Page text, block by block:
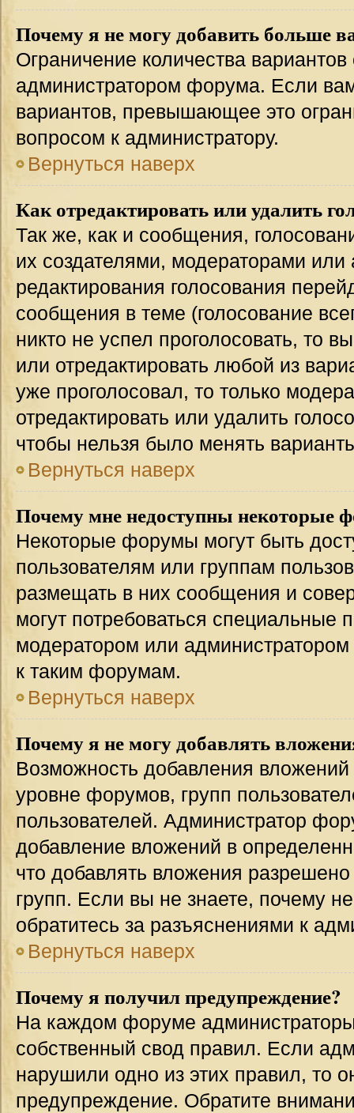
Почему я не могу добавить больше
Ограничение количества вариантов
администратором форума. Если
вариантов, превышающее это
вопросом к администратору.
Вернуться наверх
Как отредактировать или удалить
Так же, как и сообщения,
их создателями, модераторами
редактирования голосования
сообщения в теме (голосование
никто не успел проголосовать, то
или отредактировать любой из
уже проголосовал, то только
отредактировать или удалить
чтобы нельзя было менять
Вернуться наверх
Почему мне недоступны некоторые
Некоторые форумы могут быть
пользователям или группам
размещать в них сообщения и
могут потребоваться специальные
модератором или
к таким форумам.
Вернуться наверх
Почему я не могу добавлять
Возможность добавления
уровне форумов, групп
пользователей. Администратор
добавление вложений в
что добавлять вложения
групп. Если вы не знаете, почему
обратитесь за разъяснениями к
Вернуться наверх
Почему я получил предупреждение?
На каждом форуме
собственный свод правил. Если
нарушили одно из этих правил, то
предупреждение. Обратите